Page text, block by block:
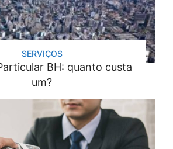
SERVIÇOS
BH: quanto custa
um?